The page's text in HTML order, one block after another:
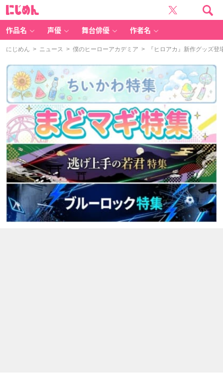
作品名 声優 舞台俳優 作者名
にじめん > ニュース > 僕のヒーローアカデミア > 『ヒロアカ』新作グッズ登